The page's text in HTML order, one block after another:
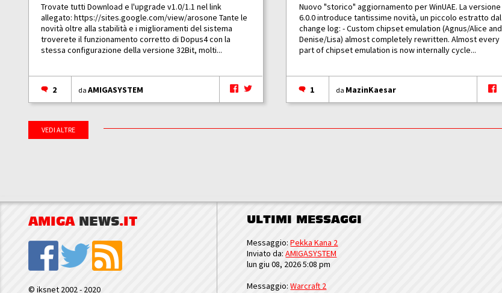
Trovate tutti Download e l'upgrade v1.0/1.1 nel link
allegato:https://sites.google.com/view/arosone Tante le
novità oltre alla stabilità e i miglioramenti del sistema
troverete il funzionamento corretto di Dopus4 con la
stessa configurazione della versione 32Bit, molti...
2 daAMIGASYSTEM
Nuovo "storico" aggiornamento per WinUAE. La versione
6.0.0 introduce tantissime novità, un piccolo estratto dal
change log: - Custom chipset emulation (Agnus/Alice and
Denise/Lisa) almost completely rewritten. Almost every
part of chipset emulation is now internally cycle...
1 da MazinKaesar
VEDI ALTRE
AMIGA NEWS.IT
© iksnet 2002 - 2020
ULTIMI MESSAGGI
Messaggio:Pekka Kana 2
Inviato da:AMIGASYSTEM
lun giu 08, 2026 5:08 pm
Messaggio:Warcraft 2